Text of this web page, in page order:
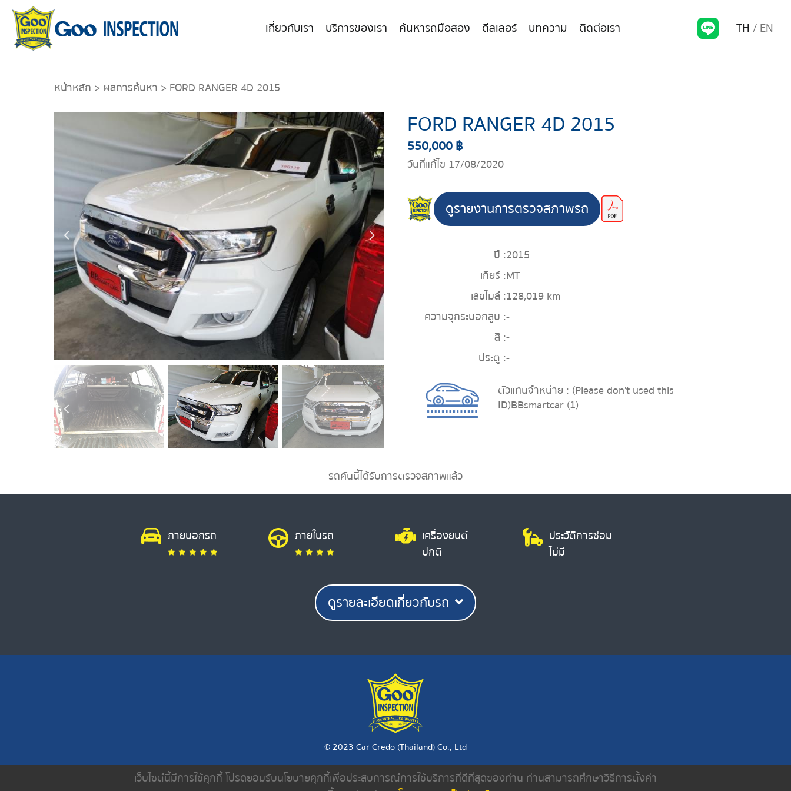
เกี่ยวกับเรา บริการของเรา ค้นหารถมือสอง ดีลเลอร์ บทความ ติดต่อเรา TH EN
หน้าหลัก > ผลการค้นหา > FORD RANGER 4D 2015
FORD RANGER 4D 2015
550,000 ฿
วันที่แก้ไข 17/08/2020
ดูรายงานการตรวจสภาพรถ
ปี :2015
เกียร์ :MT
เลขไมล์ :128,019 km
ความจุกระบอกสูบ :-
สี :-
ประตู :-
ตัวแทนจำหน่าย : (Please don't used this
ID)BBsmartcar (1)
รถคันนี้ได้รับการตรวจสภาพแล้ว
ภายนอกรถ ภายในรถ
เครื่องยนต์
ปกติ
ประวัติการซ่อม
ไม่มี
ดูรายละเอียดเกี่ยวกับรถ
© 2023 Car Credo (Thailand) Co., Ltd
เกี่ยวกับเรา บริการของเรา ค้นหารถมือสอง ดีลเลอร์ บทความ ติดต่อเรา นโยบายความเป็นส่วนตัว
เว็บไซต์นี้มีการใช้คุกกี้ โปรดยอมรับนโยบายคุกกี้เพื่อประสบการณ์การใช้บริการที่ดีที่สุดของท่าน ท่านสามารถศึกษาวิธีการตั้งค่า